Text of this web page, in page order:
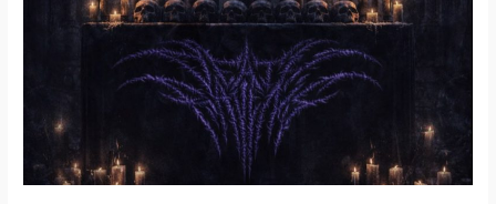
premier
extrait